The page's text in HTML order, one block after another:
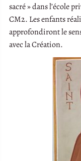
sacré » dans l’école
CM2. Les enfants
approfondiront le
avec la Création.